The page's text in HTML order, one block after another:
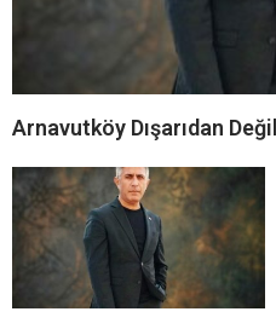
Arnavutköy Dışarıdan